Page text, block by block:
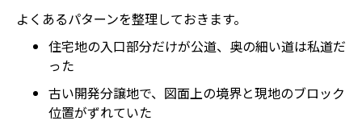
よくあるパターンを整理しておきます。
住宅地の入口部分だけが公道、奥の細い道は私道だ
った
古い開発分譲地で、図面上の境界と現地のブロック
位置がずれていた